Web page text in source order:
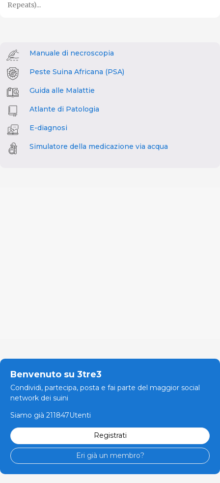
Repeats)...
Manuale di necroscopia
Peste Suina Africana (PSA)
Guida alle Malattie
Atlante di Patologia
E-diagnosi
Simulatore della medicazione via acqua
Benvenuto su 3tre3
Condividi, partecipa, posta e fai parte del maggior social
network dei suini
Siamo già 211847Utenti
Registrati
Eri già un membro?